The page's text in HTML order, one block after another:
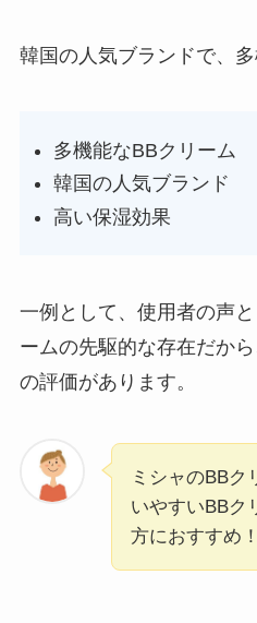
韓国の人気ブランドで、
多機能なBBクリーム
韓国の人気ブランド
高い保湿効果
一例として、使用者の声
ームの先駆的な存在だか
の評価があります。
ミシャのBBク
いやすいBBク
方におすすめ！